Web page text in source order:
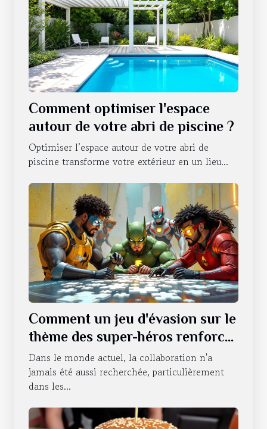
Comment optimiser l'espace
autour de votre abri de piscine ?
Optimiser l’espace autour de votre abri de
piscine transforme votre extérieur en un lieu...
Comment un jeu d'évasion sur le
thème des super-héros renforce
le travail d'équipe ?
Dans le monde actuel, la collaboration n'a
jamais été aussi recherchée, particulièrement
dans les...